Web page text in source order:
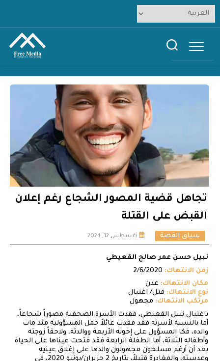
Skip
content
تجاهل قضية المصور الشجاع رغم إعلان
القبض على القتلة
سياق القصة أغسطس 12, 2024
نبيل حسن عمر صالح القعيطي
زمن الانتهاك:
مكان الانتهاك: عدن
نوع الانتهاك: قتل/ اغتيال
مرتكب الانتهاك: مجهول
باغتيال نبيل القعيطي، فقدت الأسرة الصحفية مصوراً شجاعاً،
أما بالنسبة لأسرته فقد فقدت عائلاً حمل المسؤولية منذ مات
والده، فكا المسؤول على إخوته الأربعة ووالدته، ولاحقاً زوجته
وأطفاله الثلاثة، أما الطفلة الرابعة فقد فتحت عيناها على الحياة
بعد أن أرغم مسلحون مجهولون والدها على إغلاق عينيه
وعدسته، والمغادرة قتيلاً، بتاريخ 2 حزيران/يونيو 2020، في